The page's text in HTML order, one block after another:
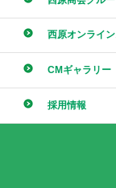
西原オンライ
CMギャラリー
採用情報